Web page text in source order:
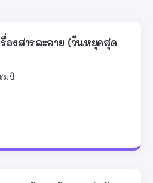
รื่องสารละลาย (วันหยุดสุด
มป์